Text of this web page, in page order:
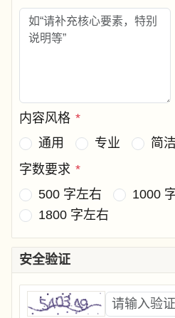
内容风格 *
通用
专业
简洁
字数要求 *
500 字左右
1000
1800 字左右
安全验证